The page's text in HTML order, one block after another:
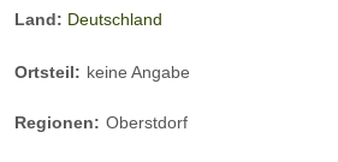
Weiterer Termin: Sonntag,
Land: Deutschland
Ortsteil: keine Angabe
Regionen: Oberstdorf